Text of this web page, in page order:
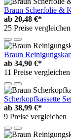
Braun Scherfolie &
ab 20,48 €*
25 Preise vergleichen
Braun
ab 34,90 €*
11 Preise vergleichen
Scherkopfkassette
ab 38,99 €*
9 Preise vergleichen